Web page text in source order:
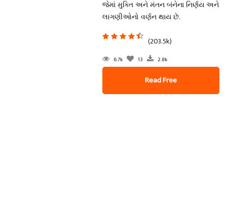
જેમાં મુક્તિ અને મંતન બંનેના નિર્ણય અને
લાગણીઓનો વર્ણન થાય છે.
(203.5k)
6.7k 13 2.8k
Read Free